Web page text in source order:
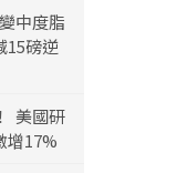
中度脂
15磅逆
美國研
增17%